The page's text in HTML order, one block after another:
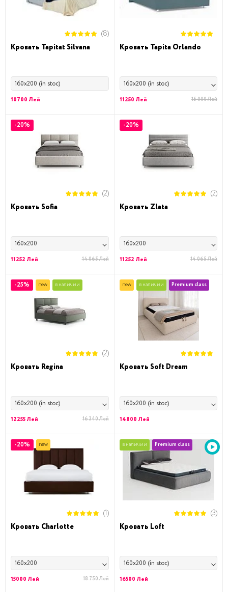
(8)
Кровать Tapitat Silvana
160x200 (în stoc)
10700 Лей
Кровать Tapita Orlando
160x200 (în stoc)
11250 Лей 15 000 Лей
-20%
(2)
Кровать Sofia
160x200
11252 Лей 14 065 Лей
-20%
(2)
Кровать Zlata
160x200
11252 Лей 14 065 Лей
-25% new в наличии
(2)
Кровать Regina
160x200 (în stoc)
12255 Лей 16 340 Лей
new в наличии Premium class
Кровать Soft Dream
160x200 (în stoc)
14800 Лей
-20% new
(1)
Кровать Charlotte
160x200
15000 Лей 18 750 Лей
в наличии Premium class
(3)
Кровать Loft
160x200 (în stoc)
16500 Лей